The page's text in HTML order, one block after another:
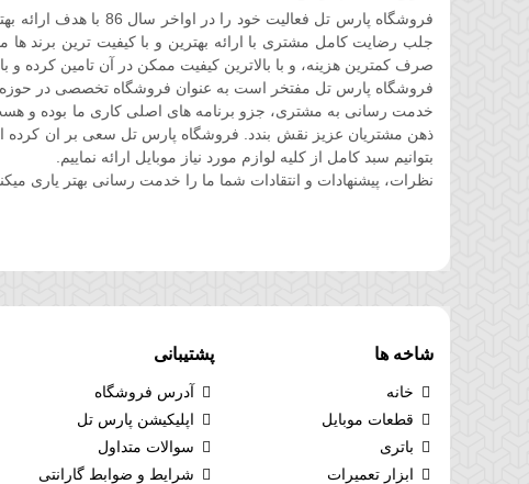
فروشگاه پارس تل
جلب رضایت کامل مشتری با ارائه بهترین و با کیفیت ترین برند
صرف کمترین هزینه، و با بالاترین کیفیت ممکن در آن تامین کرده و
فروشگاه پارس تل مفتخر است به عنوان فروشگاه تخصصی در حوزه
خدمت رسانی به مشتری، جزو برنامه های اصلی کاری ما بوده و
ذهن مشتریان عزیز نقش بندد. فروشگاه پارس تل سعی بر ان کرده است
بتوانیم سبد کامل از کلیه لوازم مورد نیاز موبایل ارائه نماییم.
نظرات، پیشنهادات و انتقادات شما ما را خدمت رسانی بهتر یاری
شاخه ها
خانه
قطعات موبایل
باتری
ابزار تعمیرات
پشتیبانی
آدرس فروشگاه
اپلیکیشن پارس تل
سوالات متداول
شرایط و ضوابط گارانتی